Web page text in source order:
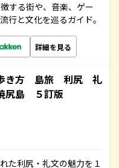
する街や、音楽、ゲー
行と文化を巡るガイド。
詳細を見る
き方 島旅 利尻 礼
島 ５訂版
た利尻・礼文の魅力を１